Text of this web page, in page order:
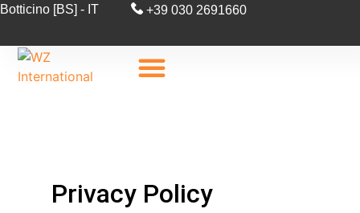
Botticino [BS] - IT +39 030 2691660
Privacy Policy